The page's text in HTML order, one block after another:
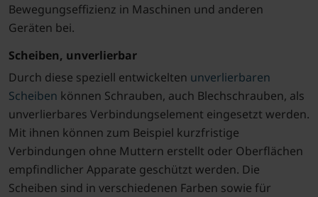
Bewegungseffizienz in Maschinen und anderen
Geräten bei.
Scheiben, unverlierbar
Durch diese speziell entwickelten unverlierbaren
Scheiben können Schrauben, auch Blechschrauben, als
unverlierbares Verbindungselement eingesetzt werden.
Mit ihnen können zum Beispiel kurzfristige
Verbindungen ohne Muttern erstellt oder Oberflächen
empfindlicher Apparate geschützt werden. Die
Scheiben sind in verschiedenen Farben sowie für